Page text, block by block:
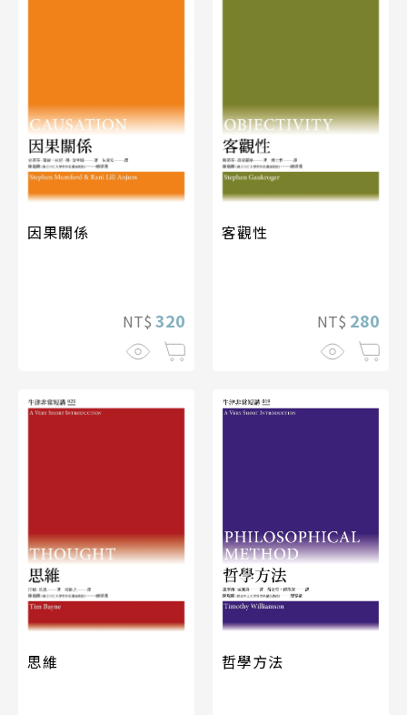
因果關係
NT$ 320
客觀性
NT$ 280
思維 哲學方法